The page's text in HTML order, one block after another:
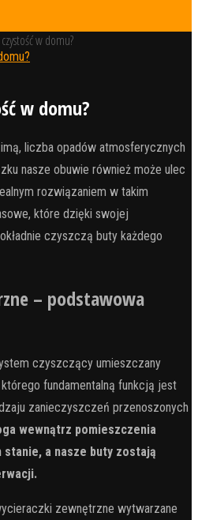
w domu?
w domu?
liczba opadów atmosferycznych
nasze obuwie również może ulec
rozwiązaniem w takim
które dzięki swojej
czyszczą buty każdego
– podstawowa
czyszczący umieszczany
fundamentalną funkcją jest
zanieczyszczeń przenoszonych
wewnątrz pomieszczenia
a nasze buty zostają
zewnętrzne wytwarzane